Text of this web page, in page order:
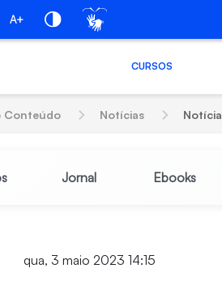
A+
CURSOS
Conteúdo Notícias Notícia
Jornal Ebooks
qua, 3 maio 2023 14:15